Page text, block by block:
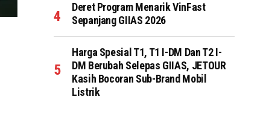
Deret Program Menarik VinFast
Sepanjang GIIAS 2026
Harga Spesial T1, T1 I-DM Dan T2 I-
DM Berubah Selepas GIIAS, JETOUR
Kasih Bocoran Sub-Brand Mobil
Listrik